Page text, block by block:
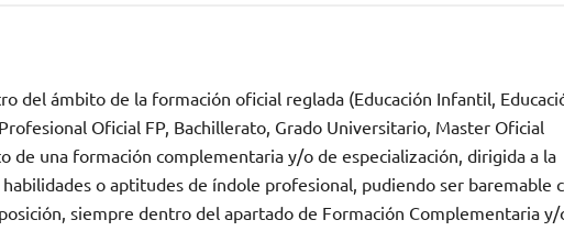
del ámbito de la formación oficial reglada (Educación Infantil,
Oficial FP, Bachillerato, Grado Universitario, Master Oficial
de una formación complementaria y/o de especialización, dirigida a la
o aptitudes de índole profesional, pudiendo ser baremable
siempre dentro del apartado de Formación Complementaria y/